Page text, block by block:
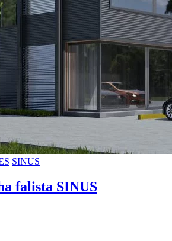
SINUS
falista SINUS